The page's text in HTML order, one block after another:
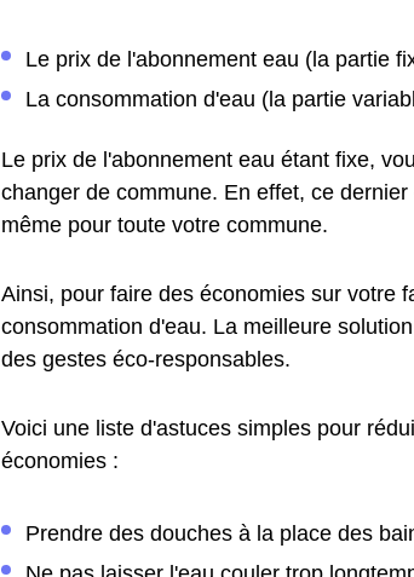
Le prix de l'abonnement eau (la partie
La consommation d'eau (la partie
Le prix de l'abonnement eau étant fixe,
changer de commune. En effet, ce
même pour toute votre commune.
Ainsi, pour faire des économies sur votre
consommation d'eau. La meilleure
des gestes éco-responsables.
Voici une liste d'astuces simples pour
économies :
Prendre des douches à la place des